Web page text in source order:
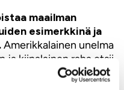
maailman
esimerkkinä ja
Amerikkalainen unelma
ja kiinalainen raha etsii
osaamisesta ja